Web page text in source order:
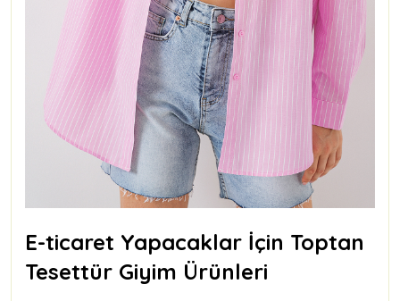
E-ticaret Yapacaklar İçin Toptan
Tesettür Giyim Ürünleri